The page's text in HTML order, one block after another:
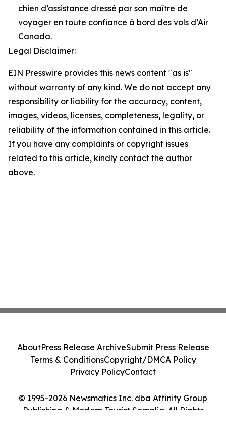
chien d’assistance dressé par son maître de
voyager en toute confiance à bord des vols d’Air
Canada.
Legal Disclaimer:
EIN Presswire provides this news content "as is"
without warranty of any kind. We do not accept any
responsibility or liability for the accuracy, content,
images, videos, licenses, completeness, legality, or
reliability of the information contained in this article.
If you have any complaints or copyright issues
related to this article, kindly contact the author
above.
© 1995-2026 Newsmatics Inc. dba Affinity Group
Publishing & Modern Tourist Somalia. All Rights
AboutPress Release ArchiveSubmit Press Release
Terms & ConditionsCopyright/DMCA Policy
Privacy PolicyContact